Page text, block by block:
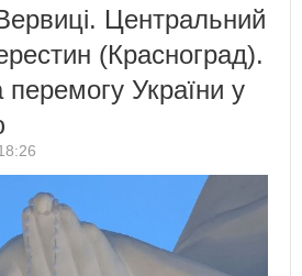
Центральний
(Красноград).
України у